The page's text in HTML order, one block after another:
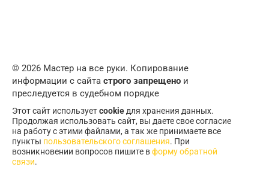
© 2026 Мастер на все руки. Копирование
информации с сайта строго запрещено и
преследуется в судебном порядке
Этот сайт используетcookieдля хранения данных.
Продолжая использовать сайт, вы даете свое согласие
на работу с этими файлами, а так же принимаете все
пункты пользовательского соглашения. При
возникновении вопросов пишите вформу обратной
связи.